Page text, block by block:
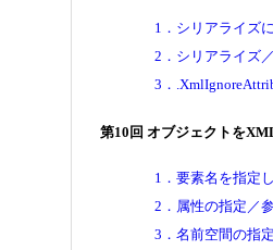
1．シリアライズ
2．シリアライズ
3．
第10回 オブジェクトを
1．要素名を指定
2．属性の指定／
3．名前空間の指